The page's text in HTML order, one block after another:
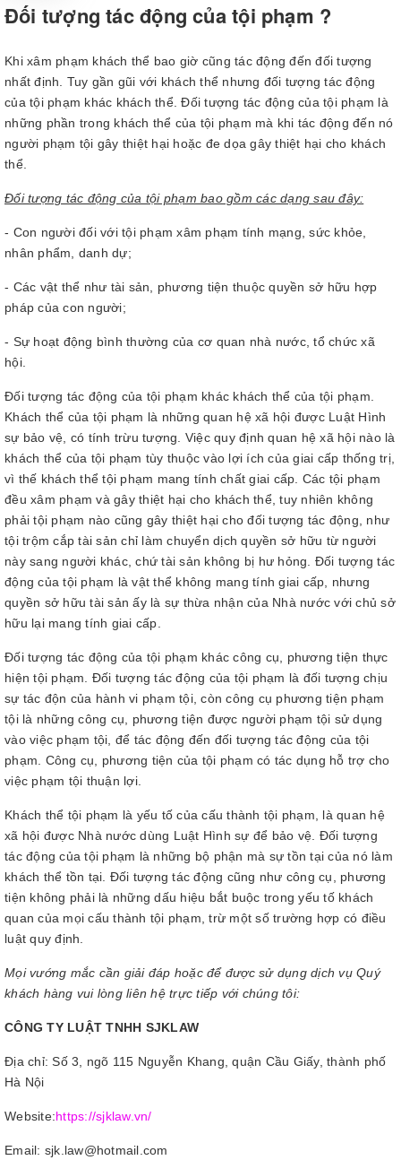
Đối tượng tác động của tội phạm ?
Khi xâm phạm khách thể bao giờ cũng tác động đến đối tượng
nhất định. Tuy gần gũi với khách thể nhưng đối tượng tác động
của tội phạm khác khách thể. Đối tượng tác động của tội phạm là
những phần trong khách thể của tội phạm mà khi tác động đến nó
người phạm tội gây thiệt hại hoặc đe dọa gây thiệt hại cho khách
thể.
Đối tượng tác động của tội phạm bao gồm các dạng sau đây:
- Con người đối với tội phạm xâm phạm tính mạng, sức khỏe,
nhân phẩm, danh dự;
- Các vật thể như tài sản, phương tiện thuộc quyền sở hữu hợp
pháp của con người;
- Sự hoạt động bình thường của cơ quan nhà nước, tổ chức xã
hội.
Đối tượng tác động của tội phạm khác khách thể của tội phạm.
Khách thể của tội phạm là những quan hệ xã hội được Luật Hình
sự bảo vệ, có tính trừu tượng. Việc quy định quan hệ xã hội nào là
khách thể của tội phạm tùy thuộc vào lợi ích của giai cấp thống trị,
vì thế khách thể tội phạm mang tính chất giai cấp. Các tội phạm
đều xâm phạm và gây thiệt hại cho khách thể, tuy nhiên không
phải tội phạm nào cũng gây thiệt hại cho đối tượng tác động, như
tội trộm cắp tài sản chỉ làm chuyển dịch quyền sở hữu từ người
này sang người khác, chứ tài sản không bị hư hỏng. Đối tượng tác
động của tội phạm là vật thể không mang tính giai cấp, nhưng
quyền sở hữu tài sản ấy là sự thừa nhận của Nhà nước với chủ sở
hữu lại mang tính giai cấp.
Đối tượng tác động của tội phạm khác công cụ, phương tiện thực
hiện tội phạm. Đối tượng tác động của tội phạm là đối tượng chịu
sự tác độn của hành vi phạm tội, còn công cụ phương tiện phạm
tội là những công cụ, phương tiện được người phạm tội sử dụng
vào việc phạm tội, để tác động đến đối tượng tác động của tội
phạm. Công cụ, phương tiện của tội phạm có tác dụng hỗ trợ cho
việc phạm tội thuận lợi.
Khách thể tội phạm là yếu tố của cấu thành tội phạm, là quan hệ
xã hội được Nhà nước dùng Luật Hình sự để bảo vệ. Đối tượng
tác động của tội phạm là những bộ phận mà sự tồn tại của nó làm
khách thể tồn tại. Đối tượng tác động cũng như công cụ, phương
tiện không phải là những dấu hiệu bắt buộc trong yếu tố khách
quan của mọi cấu thành tội phạm, trừ một số trường hợp có điều
luật quy định.
Mọi vướng mắc cần giải đáp hoặc để được sử dụng dịch vụ Quý
khách hàng vui lòng liên hệ trực tiếp với chúng tôi:
CÔNG TY LUẬT TNHH SJKLAW
Địa chỉ: Số 3, ngõ 115 Nguyễn Khang, quận Cầu Giấy, thành phố
Hà Nội
Website:https://sjklaw.vn/
Email: sjk.law@hotmail.com